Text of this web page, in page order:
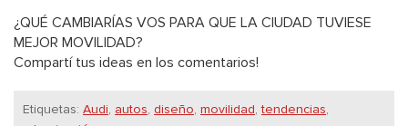
¿QUÉ CAMBIARÍAS VOS PARA QUE LA CIUDAD TUVIESE
MEJOR MOVILIDAD?
Compartí tus ideas en los comentarios!
Etiquetas: Audi, autos, diseño, movilidad,tendencias,